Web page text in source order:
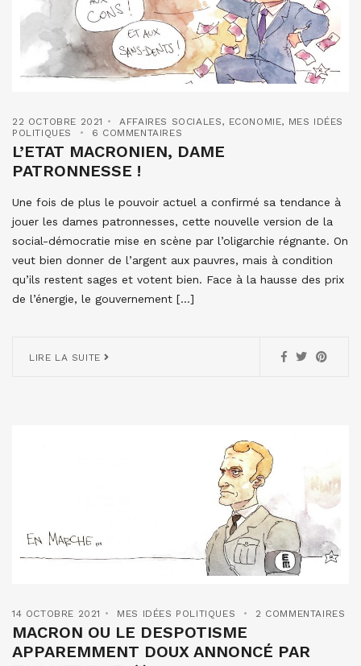
22 OCTOBRE 2021 AFFAIRES SOCIALES, ECONOMIE, MES IDÉES
POLITIQUES
6 COMMENTAIRES
L’ETAT MACRONIEN, DAME
PATRONNESSE !
Une fois de plus le pouvoir actuel a confirmé sa tendance à
jouer les dames patronnesses, cette nouvelle version de la
social-démocratie mise en scène par l’oligarchie régnante. On
veut bien donner de l’argent aux pauvres, mais à condition
qu’ils restent sages et votent bien. Face à la hausse des prix
de l’énergie, le gouvernement […]
LIRE LA SUITE
14 OCTOBRE 2021 MES IDÉES POLITIQUES 2 COMMENTAIRES
MACRON OU LE DESPOTISME
APPAREMMENT DOUX ANNONCÉ PAR